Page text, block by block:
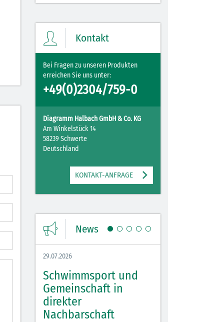
Kontakt
Bei Fragen zu unseren Produkten
erreichen Sie uns unter:
+49(0)2304/759-0
Diagramm Halbach GmbH & Co. KG
Am Winkelstück 14
58239 Schwerte
Deutschland
KONTAKT-ANFRAGE
News
29.07.2026
Schwimmsport und
Gemeinschaft in
direkter
Nachbarschaft